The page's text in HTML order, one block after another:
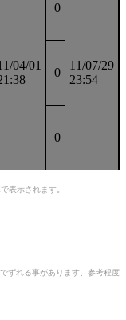
04/01
0
11/07/29
23:54
0
0
表示されます。
ずれる事があります、参考程度